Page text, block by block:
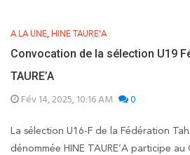
A LA UNE, HINE TAURE'A
Convocation de la sélection U19
TAURE’A
Fév 14, 2025, 10:16 AM 0
La sélection U16-F de la Fédération
dénommée HINE TAURE’A participe